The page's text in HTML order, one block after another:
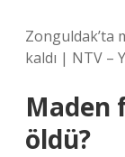
Zonguldak’ta
kaldı | NTV –
Maden
öldü?